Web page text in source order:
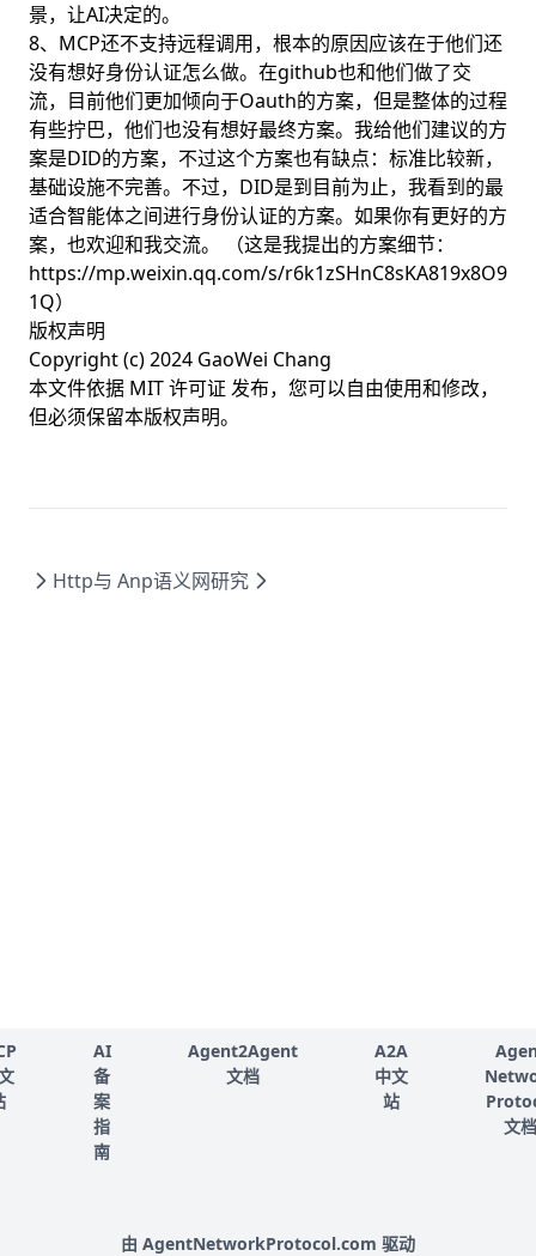
景，让AI决定的。
8、MCP还不支持远程调用，根本的原因应该在于他们还
没有想好身份认证怎么做。在github也和他们做了交
流，目前他们更加倾向于Oauth的方案，但是整体的过程
有些拧巴，他们也没有想好最终方案。我给他们建议的方
案是DID的方案，不过这个方案也有缺点：标准比较新，
基础设施不完善。不过，DID是到目前为止，我看到的最
适合智能体之间进行身份认证的方案。如果你有更好的方
案，也欢迎和我交流。 （这是我提出的方案细节：
https://mp.weixin.qq.com/s/r6k1zSHnC8sKA819x8O9
1Q）
版权声明
Copyright (c) 2024 GaoWei Chang
本文件依据 MIT 许可证 发布，您可以自由使用和修改，
但必须保留本版权声明。
Http与 Anp语义网研究
AI
备
案
指
南
Agent2Agent
文档
A2A
中文
站
文档
由 AgentNetworkProtocol.com 驱动